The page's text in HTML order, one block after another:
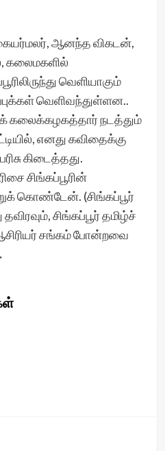
ஆனந்த விகடன்,
கலைமகளில்
வெளியாகும்
வெளிவந்துள்ளன..
கலைக்கழகத்தார் நடத்தும்
எனது கவிதைக்கு
கிடைத்தது.
சிங்கப்பூரின்
கொண்டேன். (சிங்கப்பூர்
சிங்கப்பூர் தமிழ்ச்
சங்கம் போன்றவை